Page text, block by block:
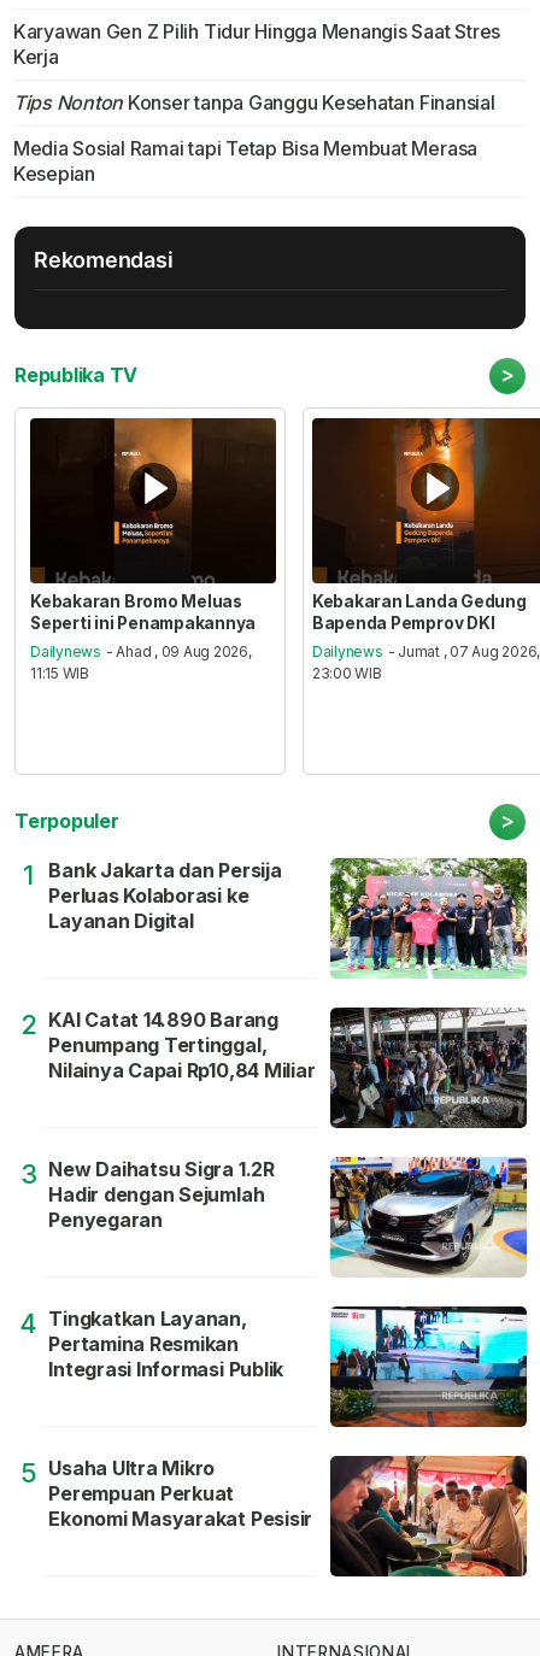
Karyawan Gen Z Pilih Tidur Hingga Menangis Saat Stres
Kerja
Tips Nonton Konser tanpa Ganggu Kesehatan Finansial
Media Sosial Ramai tapi Tetap Bisa Membuat Merasa
Kesepian
Rekomendasi
Republika TV >
Kebakaran Bromo Meluas
Seperti ini Penampakannya
Dailynews - Ahad , 09 Aug 2026,
11:15 WIB
Kebakaran Landa Gedung
Bapenda Pemprov DKI
Dailynews - Jumat , 07 Aug 2026,
23:00 WIB
Terpopuler >
1
Bank Jakarta dan Persija
Perluas Kolaborasi ke
Layanan Digital
2 KAI Catat 14.890 Barang
Penumpang Tertinggal,
Nilainya Capai Rp10,84 Miliar
3 New Daihatsu Sigra 1.2R
Hadir dengan Sejumlah
Penyegaran
4 Tingkatkan Layanan,
Pertamina Resmikan
Integrasi Informasi Publik
5 Usaha Ultra Mikro
Perempuan Perkuat
Ekonomi Masyarakat Pesisir